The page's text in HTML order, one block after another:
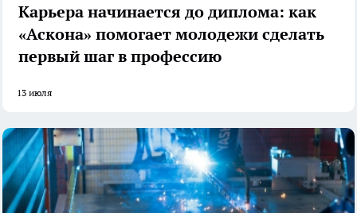
Карьера начинается до диплома: как
«Аскона» помогает молодежи сделать
первый шаг в профессию
13 июля